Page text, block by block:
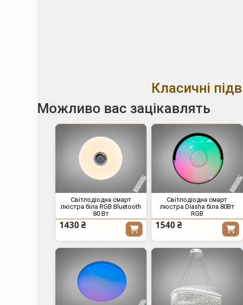
Класичні
Можливо вас зацікавлять
Світлодіодна смарт
люстра біла RGB Bluetooth
80 Вт
1430 ₴
Світлодіодна смарт
люстра Diasha біла 80Вт
RGB
1540 ₴